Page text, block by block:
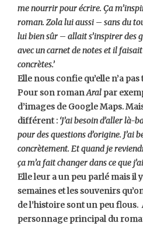
me nourrir pour écrire. Ça
roman. Zola lui aussi – sans du
lui bien sûr – allait s’inspirer des
avec un carnet de notes et il
concrètes.’
Elle nous confie qu’elle n’a
Pour son romanAralpar
d’images de Google Maps.
différent : ‘J’ai besoin d’aller là-
pour des questions d’origine. J’ai
concrètement. Et quand je
ça m’a fait changer dans ce que
Elle leur a un peu parlé mais il
semaines et les souvenirs
de l’histoire sont un peu flous.
personnage principal du